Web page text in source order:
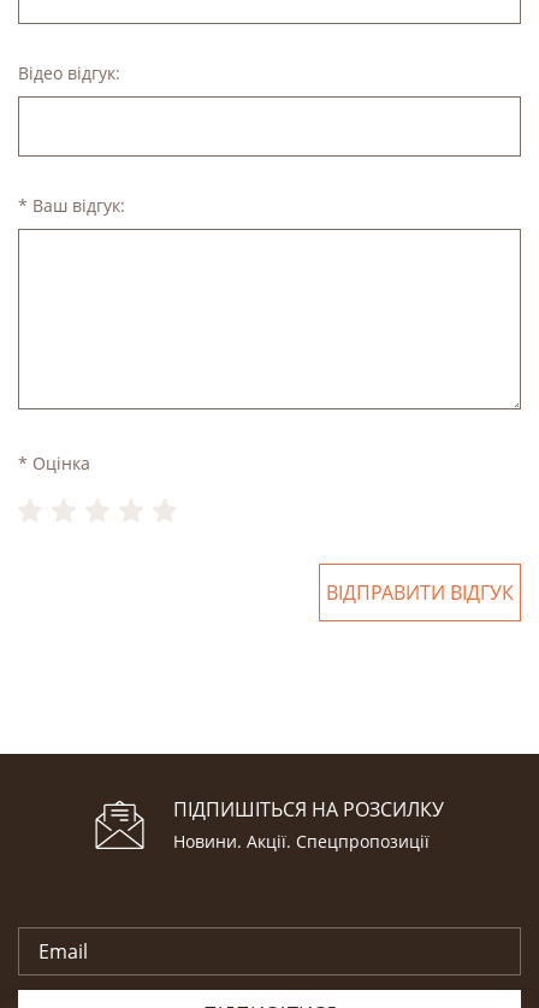
Відео відгук:
* Ваш відгук:
* Оцінка
ВІДПРАВИТИ ВІДГУК
ПІДПИШІТЬСЯ НА РОЗСИЛКУ
Новини. Акції. Cпецпропозиції